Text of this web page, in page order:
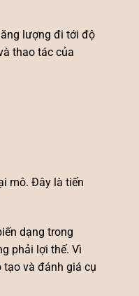
lượng đi tới độ
thao tác của
mô. Đây là tiến
dạng trong
phải lợi thế. Vì
tạo và đánh giá cụ